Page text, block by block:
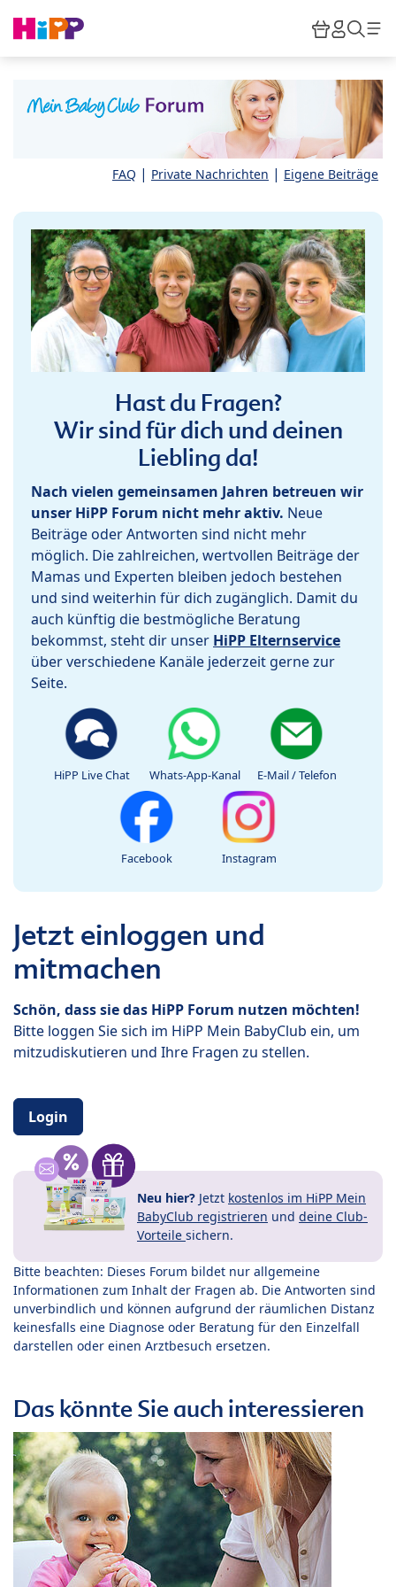
HiPP
FAQ | Private Nachrichten | Eigene Beiträge
Hast du Fragen?
Wir sind für dich und deinen
Liebling da!
Nach vielen gemeinsamen Jahren betreuen wir
unser HiPP Forum nicht mehr aktiv. Neue
Beiträge oder Antworten sind nicht mehr
möglich. Die zahlreichen, wertvollen Beiträge der
Mamas und Experten bleiben jedoch bestehen
und sind weiterhin für dich zugänglich. Damit du
auch künftig die bestmögliche Beratung
bekommst, steht dir unser HiPP Elternservice
über verschiedene Kanäle jederzeit gerne zur
Seite.
HiPP Live Chat Whats-App-Kanal E-Mail / Telefon
Facebook Instagram
Jetzt einloggen und
mitmachen
Schön, dass sie das HiPP Forum nutzen möchten!
Bitte loggen Sie sich im HiPP Mein BabyClub ein, um
mitzudiskutieren und Ihre Fragen zu stellen.
Login
Neu hier? Jetzt kostenlos im HiPP Mein
BabyClub registrieren und deine Club-
Vorteile sichern.
Bitte beachten: Dieses Forum bildet nur allgemeine
Informationen zum Inhalt der Fragen ab. Die Antworten sind
unverbindlich und können aufgrund der räumlichen Distanz
keinesfalls eine Diagnose oder Beratung für den Einzelfall
darstellen oder einen Arztbesuch ersetzen.
Das könnte Sie auch interessieren